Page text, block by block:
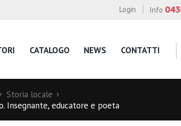
Info
Login
CATALOGO NEWS CONTATTI
Storia locale
Insegnante, educatore e poeta